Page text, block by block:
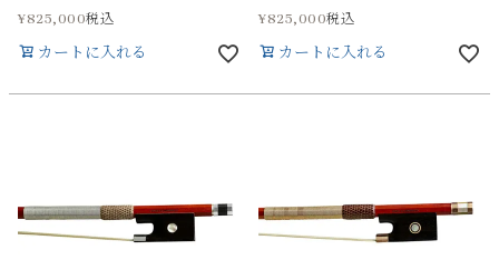
¥825,000税込
カートに入れる
¥825,000税込
カートに入れる